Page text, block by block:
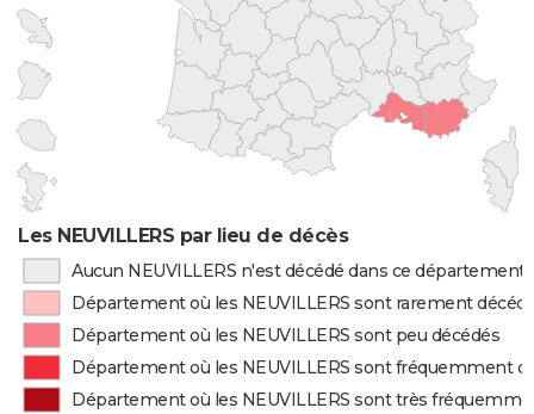
Les NEUVILLERS par lieu de décès
Aucun NEUVILLERS n'est décédé dans ce département
Département où les NEUVILLERS sont rarement
Département où les NEUVILLERS sont peu décédés
Département où les NEUVILLERS sont fréquemment
Département où les NEUVILLERS sont très